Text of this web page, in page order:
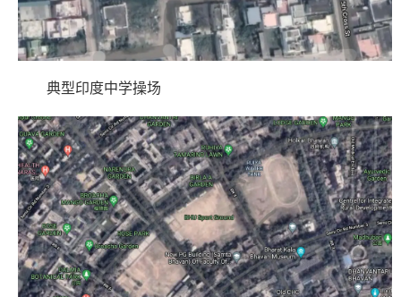
典型印度中学操场